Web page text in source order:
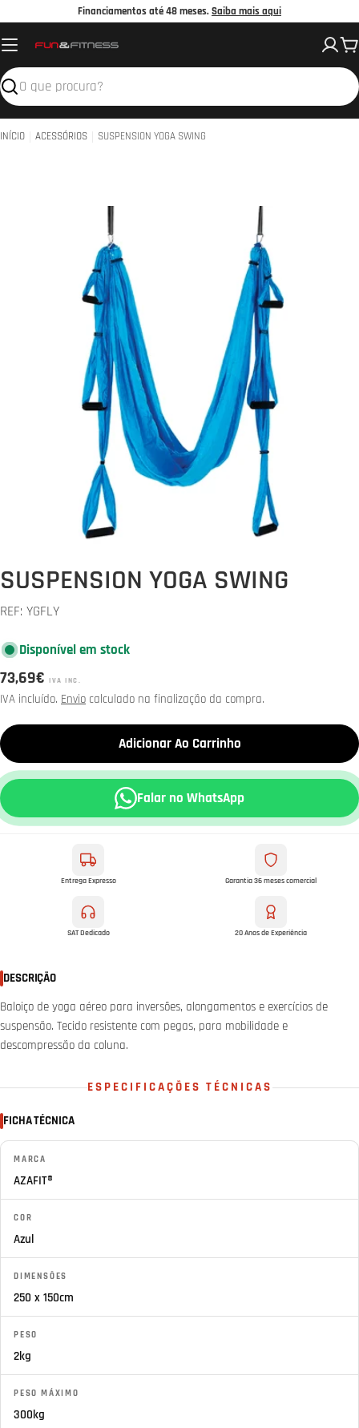
o
conteúdo
Financiamentos até 48 meses.Saiba mais aqui
Pesquisar
INÍCIO ACESSÓRIOS SUSPENSION YOGA SWING
media 0 em modal
SUSPENSION YOGA SWING
REF: YGFLY
Disponível em stock
Preço
normal
73,69€ IVA INC.
IVA incluído. Envio calculado na finalização da compra.
Adicionar Ao Carrinho
Falar no WhatsApp
Entrega Expresso Garantia 36 meses comercial
SAT Dedicado 20 Anos de Experiência
DESCRIÇÃO
Baloiço de yoga aéreo para inversões, alongamentos e exercícios de
suspensão. Tecido resistente com pegas, para mobilidade e
descompressão da coluna.
ESPECIFICAÇÕES TÉCNICAS
FICHA TÉCNICA
MARCA
AZAFIT®
COR
Azul
DIMENSÕES
250 x 150cm
PESO
2kg
PESO MÁXIMO
300kg